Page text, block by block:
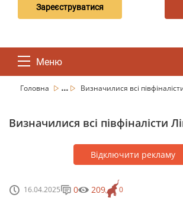
Зареєструватися
Меню
Головна ... Визначилися всі
Визначилися всі півфіналісти
Відключити рекламу
16.04.2025 0
0 209